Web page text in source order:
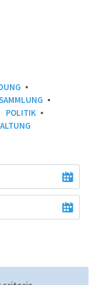
POLITIK